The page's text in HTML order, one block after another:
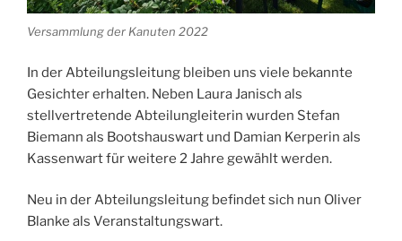
Versammlung der Kanuten 2022
In der Abteilungsleitung bleiben uns viele bekannte
Gesichter erhalten. Neben Laura Janisch als
stellvertretende Abteilungleiterin wurden Stefan
Biemann als Bootshauswart und Damian Kerperin als
Kassenwart für weitere 2 Jahre gewählt werden.
Neu in der Abteilungsleitung befindet sich nun Oliver
Blanke als Veranstaltungswart.